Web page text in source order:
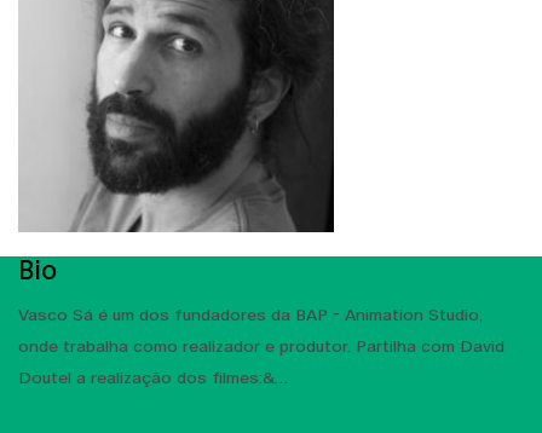
Bio
Vasco Sá é um dos fundadores da BAP - Animation Studio,
onde trabalha como realizador e produtor. Partilha com David
Doutel a realização dos filmes:&